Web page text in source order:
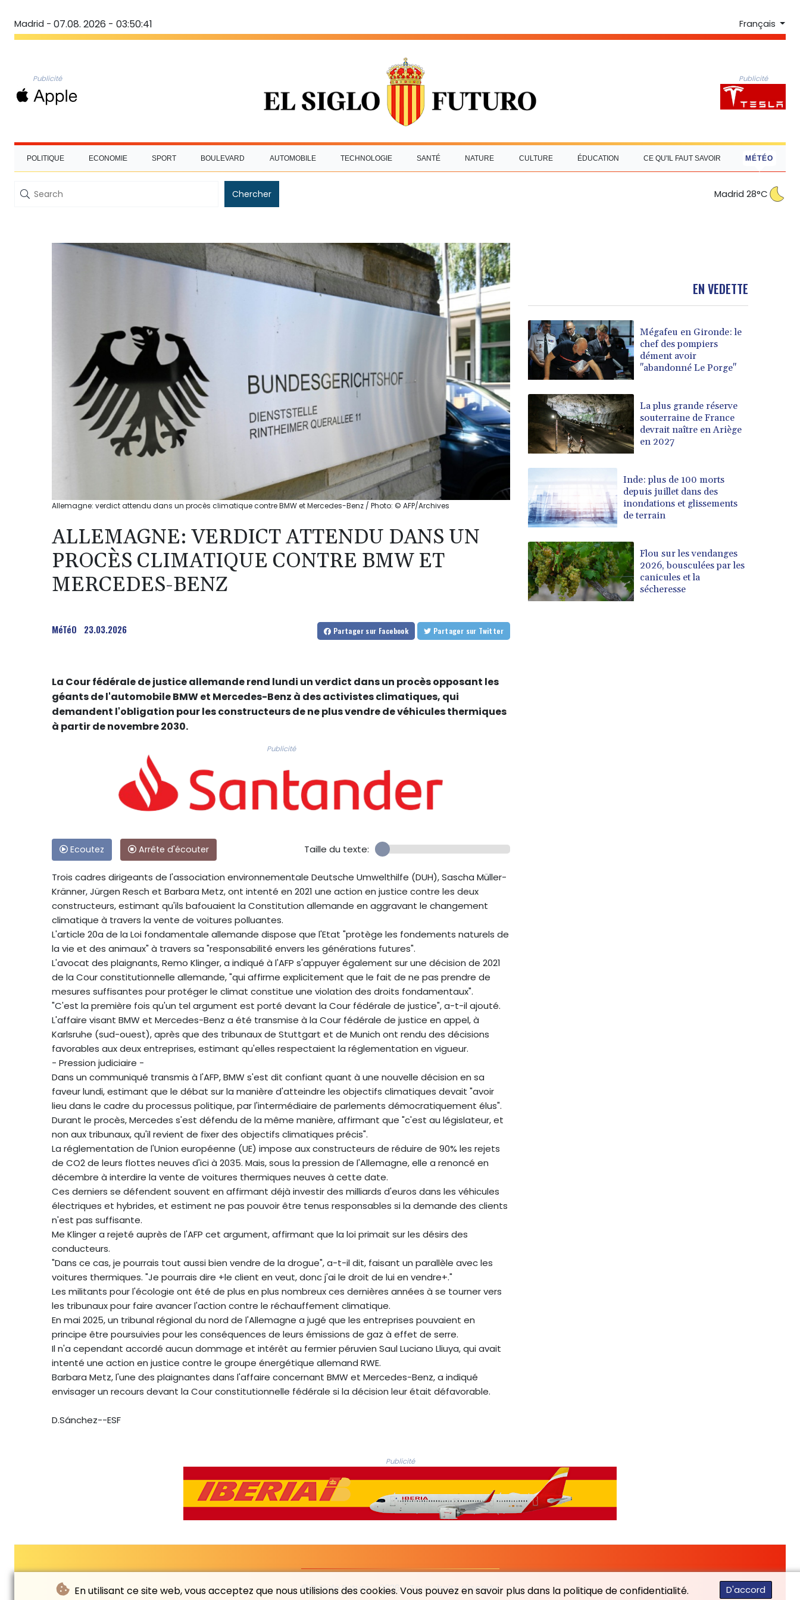
En utilisant ce site web, vous acceptez que nous utilisions des cookies. Vous pouvez en savoir plus dans la politique de confidentialité. D'accord
Madrid - 07.08. 2026 - 03:50:42 Français
Publicité Publicité
POLITIQUE ECONOMIE SPORT BOULEVARD AUTOMOBILE TECHNOLOGIE SANTÉ NATURE CULTURE ÉDUCATION CE QU'IL FAUT SAVOIR MÉTÉO
Chercher Madrid 28°C
Allemagne: verdict attendu dans un procès climatique contre BMW et Mercedes-Benz / Photo: © AFP/Archives
ALLEMAGNE: VERDICT ATTENDU DANS UN
PROCÈS CLIMATIQUE CONTRE BMW ET
MERCEDES-BENZ
MéTéO 23.03.2026 Partager sur Facebook Partager sur Twitter
La Cour fédérale de justice allemande rend lundi un verdict dans un procès opposant les
géants de l'automobile BMW et Mercedes-Benz à des activistes climatiques, qui
demandent l'obligation pour les constructeurs de ne plus vendre de véhicules thermiques
à partir de novembre 2030.
Publicité
Ecoutez Arrête d'écouter Taille du texte:
Trois cadres dirigeants de l'association environnementale Deutsche Umwelthilfe (DUH), Sascha Müller-
Kränner, Jürgen Resch et Barbara Metz, ont intenté en 2021 une action en justice contre les deux
constructeurs, estimant qu'ils bafouaient la Constitution allemande en aggravant le changement
climatique à travers la vente de voitures polluantes.
L'article 20a de la Loi fondamentale allemande dispose que l'Etat "protège les fondements naturels de
la vie et des animaux" à travers sa "responsabilité envers les générations futures".
L'avocat des plaignants, Remo Klinger, a indiqué à l'AFP s'appuyer également sur une décision de 2021
de la Cour constitutionnelle allemande, "qui affirme explicitement que le fait de ne pas prendre de
mesures suffisantes pour protéger le climat constitue une violation des droits fondamentaux".
"C'est la première fois qu'un tel argument est porté devant la Cour fédérale de justice", a-t-il ajouté.
L'affaire visant BMW et Mercedes-Benz a été transmise à la Cour fédérale de justice en appel, à
Karlsruhe (sud-ouest), après que des tribunaux de Stuttgart et de Munich ont rendu des décisions
favorables aux deux entreprises, estimant qu'elles respectaient la réglementation en vigueur.
- Pression judiciaire -
Dans un communiqué transmis à l'AFP, BMW s'est dit confiant quant à une nouvelle décision en sa
faveur lundi, estimant que le débat sur la manière d'atteindre les objectifs climatiques devait "avoir
lieu dans le cadre du processus politique, par l'intermédiaire de parlements démocratiquement élus".
Durant le procès, Mercedes s'est défendu de la même manière, affirmant que "c'est au législateur, et
non aux tribunaux, qu'il revient de fixer des objectifs climatiques précis".
La réglementation de l'Union européenne (UE) impose aux constructeurs de réduire de 90% les rejets
de CO2 de leurs flottes neuves d'ici à 2035. Mais, sous la pression de l'Allemagne, elle a renoncé en
décembre à interdire la vente de voitures thermiques neuves à cette date.
Ces derniers se défendent souvent en affirmant déjà investir des milliards d'euros dans les véhicules
électriques et hybrides, et estiment ne pas pouvoir être tenus responsables si la demande des clients
n'est pas suffisante.
Me Klinger a rejeté auprès de l'AFP cet argument, affirmant que la loi primait sur les désirs des
conducteurs.
"Dans ce cas, je pourrais tout aussi bien vendre de la drogue", a-t-il dit, faisant un parallèle avec les
voitures thermiques. "Je pourrais dire +le client en veut, donc j'ai le droit de lui en vendre+."
Les militants pour l'écologie ont été de plus en plus nombreux ces dernières années à se tourner vers
les tribunaux pour faire avancer l'action contre le réchauffement climatique.
En mai 2025, un tribunal régional du nord de l'Allemagne a jugé que les entreprises pouvaient en
principe être poursuivies pour les conséquences de leurs émissions de gaz à effet de serre.
Il n'a cependant accordé aucun dommage et intérêt au fermier péruvien Saul Luciano Lliuya, qui avait
intenté une action en justice contre le groupe énergétique allemand RWE.
Barbara Metz, l'une des plaignantes dans l'affaire concernant BMW et Mercedes-Benz, a indiqué
envisager un recours devant la Cour constitutionnelle fédérale si la décision leur était défavorable.
D.Sánchez--ESF
EN VEDETTE
Mégafeu en Gironde: le
chef des pompiers
dément avoir
"abandonné Le Porge"
La plus grande réserve
souterraine de France
devrait naître en Ariège
en 2027
Inde: plus de 100 morts
depuis juillet dans des
inondations et glissements
de terrain
Flou sur les vendanges
2026, bousculées par les
canicules et la
sécheresse
Publicité
© El Siglo Futuro - 2026 - Tous droits réservés